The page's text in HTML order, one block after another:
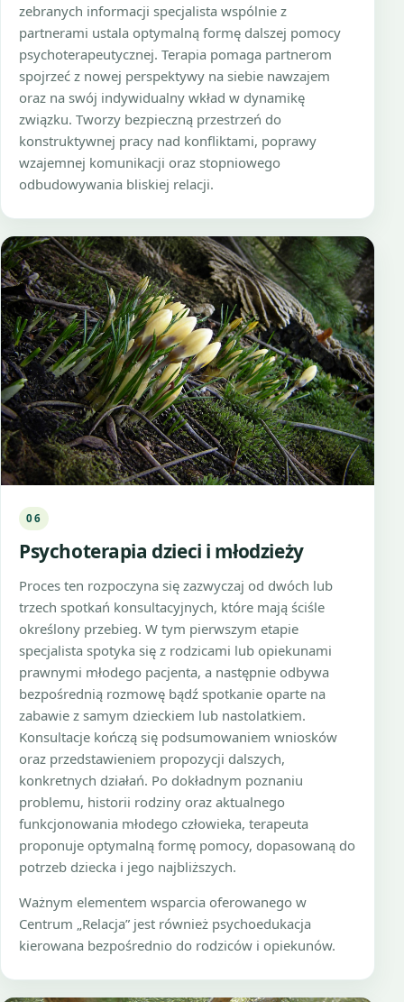
zebranych informacji specjalista wspólnie z
partnerami ustala optymalną formę dalszej pomocy
psychoterapeutycznej. Terapia pomaga partnerom
spojrzeć z nowej perspektywy na siebie nawzajem
oraz na swój indywidualny wkład w dynamikę
związku. Tworzy bezpieczną przestrzeń do
konstruktywnej pracy nad konfliktami, poprawy
wzajemnej komunikacji oraz stopniowego
odbudowywania bliskiej relacji.
06
Psychoterapia dzieci i młodzieży
Proces ten rozpoczyna się zazwyczaj od dwóch lub
trzech spotkań konsultacyjnych, które mają ściśle
określony przebieg. W tym pierwszym etapie
specjalista spotyka się z rodzicami lub opiekunami
prawnymi młodego pacjenta, a następnie odbywa
bezpośrednią rozmowę bądź spotkanie oparte na
zabawie z samym dzieckiem lub nastolatkiem.
Konsultacje kończą się podsumowaniem wniosków
oraz przedstawieniem propozycji dalszych,
konkretnych działań. Po dokładnym poznaniu
problemu, historii rodziny oraz aktualnego
funkcjonowania młodego człowieka, terapeuta
proponuje optymalną formę pomocy, dopasowaną do
potrzeb dziecka i jego najbliższych.
Ważnym elementem wsparcia oferowanego w
Centrum „Relacja” jest również psychoedukacja
kierowana bezpośrednio do rodziców i opiekunów.